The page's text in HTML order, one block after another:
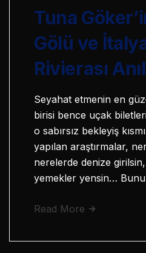
Tuna
Gölü ve
Rivierası
Seyahat etmenin en
birisi bence uçak
o sabırsız bekleyiş
yapılan araştırmalar,
nerelerde denize
yemekler yensin…
Read More